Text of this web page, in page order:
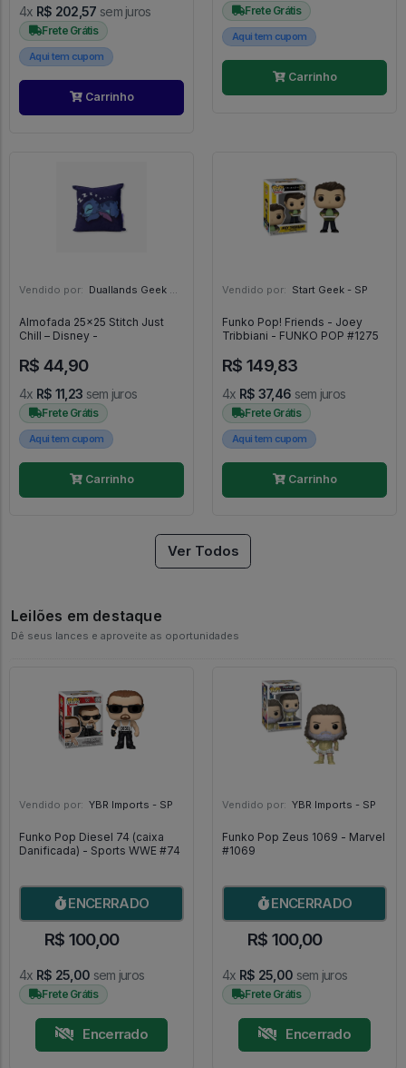
4x R$ 202,57 sem juros
Frete Grátis
Aqui tem cupom
Carrinho
Frete Grátis
Aqui tem cupom
Carrinho
Vendido por: Duallands Geek Store - RS
Almofada 25x25 Stitch Just
Chill – Disney -
R$ 44,90
4x R$ 11,23 sem juros
Frete Grátis
Aqui tem cupom
Carrinho
Vendido por: Start Geek - SP
Funko Pop! Friends - Joey
Tribbiani - FUNKO POP #1275
R$ 149,83
4x R$ 37,46 sem juros
Frete Grátis
Aqui tem cupom
Carrinho
Ver Todos
Leilões em destaque
Dê seus lances e aproveite as oportunidades
Vendido por: YBR Imports - SP
Funko Pop Diesel 74 (caixa
Danificada) - Sports WWE #74
ENCERRADO
R$ 100,00
4x R$ 25,00 sem juros
Frete Grátis
Encerrado
Vendido por: YBR Imports - SP
Funko Pop Zeus 1069 - Marvel
#1069
ENCERRADO
R$ 100,00
4x R$ 25,00 sem juros
Frete Grátis
Encerrado